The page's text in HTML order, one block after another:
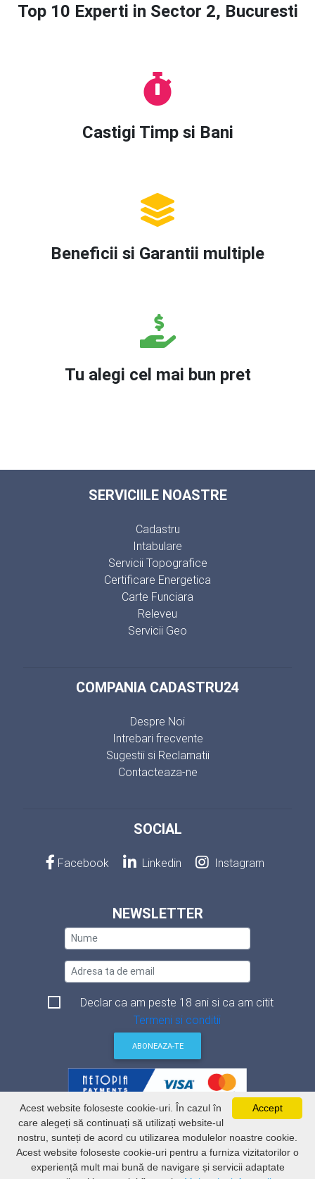
Top 10 Experti in Sector 2, Bucuresti
Castigi Timp si Bani
Beneficii si Garantii multiple
Tu alegi cel mai bun pret
SERVICIILE NOASTRE
Cadastru
Intabulare
Servicii Topografice
Certificare Energetica
Carte Funciara
Releveu
Servicii Geo
COMPANIA CADASTRU24
Despre Noi
Intrebari frecvente
Sugestii si Reclamatii
Contacteaza-ne
SOCIAL
Facebook Linkedin Instagram
NEWSLETTER
Declar ca am peste 18 ani si ca am citit
Termeni si conditii
ABONEAZA-TE
Termeni si conditii
Politica de securitate a datelor
Politica de utilizare Cookie-uri
ANSPDCP
ANCPI
Accept
Acest website foloseste cookie-uri. În cazul în
care alegeți să continuați să utilizați website-ul
nostru, sunteți de acord cu utilizarea modulelor noastre cookie.
Acest website foloseste cookie-uri pentru a furniza vizitatorilor o
experiență mult mai bună de navigare și servicii adaptate